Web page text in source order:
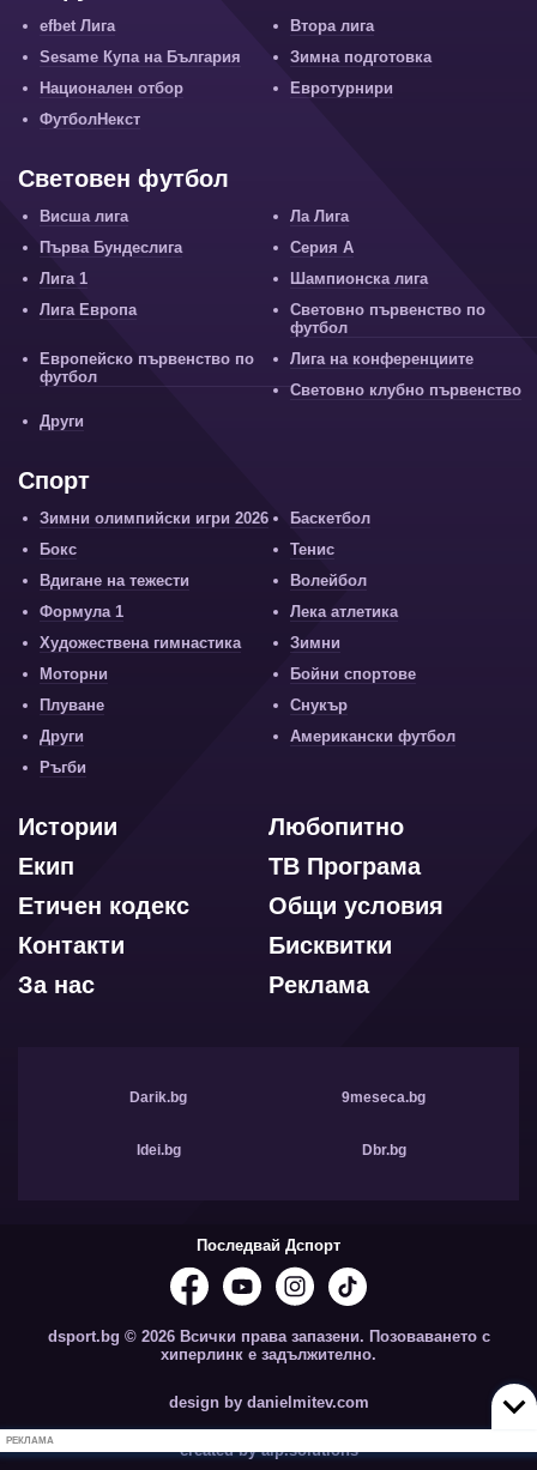
efbet Лига
Втора лига
Sesame Купа на България
Зимна подготовка
Национален отбор
Евротурнири
ФутболНекст
Световен футбол
Висша лига
Ла Лига
Първа Бундеслига
Серия А
Лига 1
Шампионска лига
Лига Европа
Световно първенство по
футбол
Европейско първенство по
футбол
Лига на конференциите
Световно клубно първенство
Други
Спорт
Зимни олимпийски игри 2026
Баскетбол
Бокс
Тенис
Вдигане на тежести
Волейбол
Формула 1
Лека атлетика
Художествена гимнастика
Зимни
Моторни
Бойни спортове
Плуване
Снукър
Други
Американски футбол
Ръгби
Любопитно
Истории
ТВ Програма
Екип
Общи условия
Етичен кодекс
Бисквитки
Контакти
Реклама
За нас
Darik.bg 9meseca.bg
Idei.bg Dbr.bg
Последвай Дспорт
dsport.bg © 2026 Всички права запазени. Позоваването с
хиперлинк е задължително.
design by danielmitev.com
created by aip.solutions
РЕКЛАМА